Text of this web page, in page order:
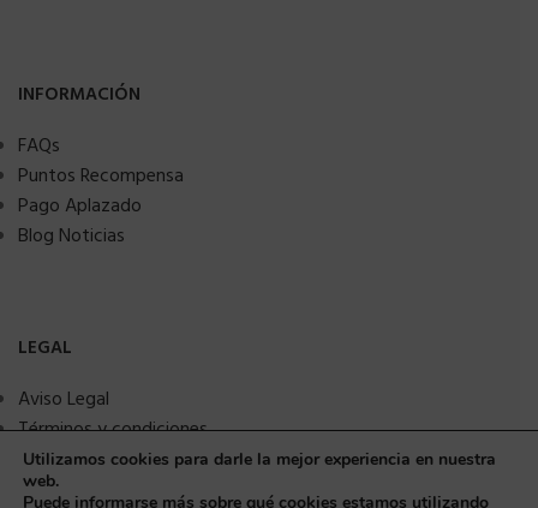
INFORMACIÓN
FAQs
Puntos Recompensa
Pago Aplazado
Blog Noticias
LEGAL
Aviso Legal
Términos y condiciones
Política de privacidad
Política de Cookies
Utilizamos cookies para darle la mejor experiencia en nuestra
web.
Puede informarse más sobre qué cookies estamos utilizando